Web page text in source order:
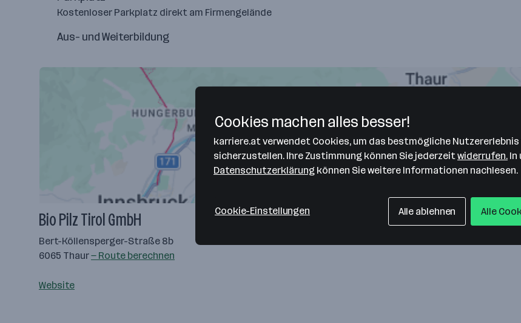
Kostenloser Parkplatz direkt am Firmengelände
Aus- und Weiterbildung
Bio Pilz Tirol GmbH
Bert-Köllensperger-Straße 8b
6065 Thaur— Route berechnen
Website
Cookies machen alles besser!
karriere.at verwendet Cookies, um das bestmögliche Nutzererlebnis
sicherzustellen. Ihre Zustimmung können Sie jederzeitwiderrufen. In
Datenschutzerklärung können Sie weitere Informationen nachlesen.
Cookie-Einstellungen Alle ablehnen Alle